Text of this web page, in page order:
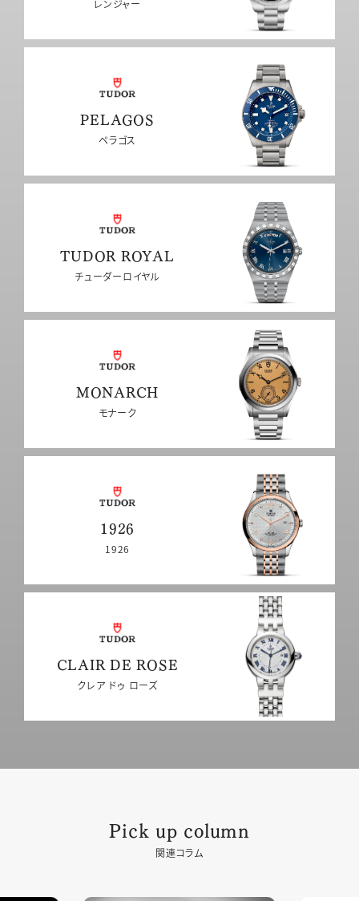
レンジャー
PELAGOS
ペラゴス
TUDOR ROYAL
チューダーロイヤル
MONARCH
モナーク
1926
1926
CLAIR DE ROSE
クレア ドゥ ローズ
Pick up column
関連コラム